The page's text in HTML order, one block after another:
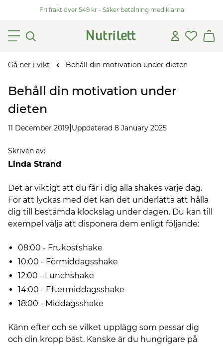
Fri frakt över 549 kr - Säker betalning med klarna
Gå ner i vikt Behåll din motivation under dieten
Behåll din motivation under
dieten
11 December 2019 Uppdaterad 8 January 2025
Skriven av:
Linda Strand
Det är viktigt att du får i dig alla shakes varje dag.
För att lyckas med det kan det underlätta att hålla
dig till bestämda klockslag under dagen. Du kan till
exempel välja att disponera dem enligt följande:
08:00 - Frukostshake
10:00 - Förmiddagsshake
12:00 - Lunchshake
14:00 - Eftermiddagsshake
18:00 - Middagsshake
Känn efter och se vilket upplägg som passar dig
och din kropp bäst. Kanske är du hungrigare på